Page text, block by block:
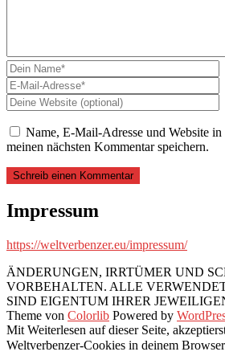
Name, E-Mail-Adresse und Website
meinen nächsten Kommentar speichern.
Impressum
https://weltverbenzer.eu/impressum/
ÄNDERUNGEN, IRRTÜMER UND
VORBEHALTEN. ALLE
SIND EIGENTUM IHRER
Theme von Colorlib Powered by
Mit Weiterlesen auf dieser Seite,
Weltverbenzer-Cookies in deinem Browser